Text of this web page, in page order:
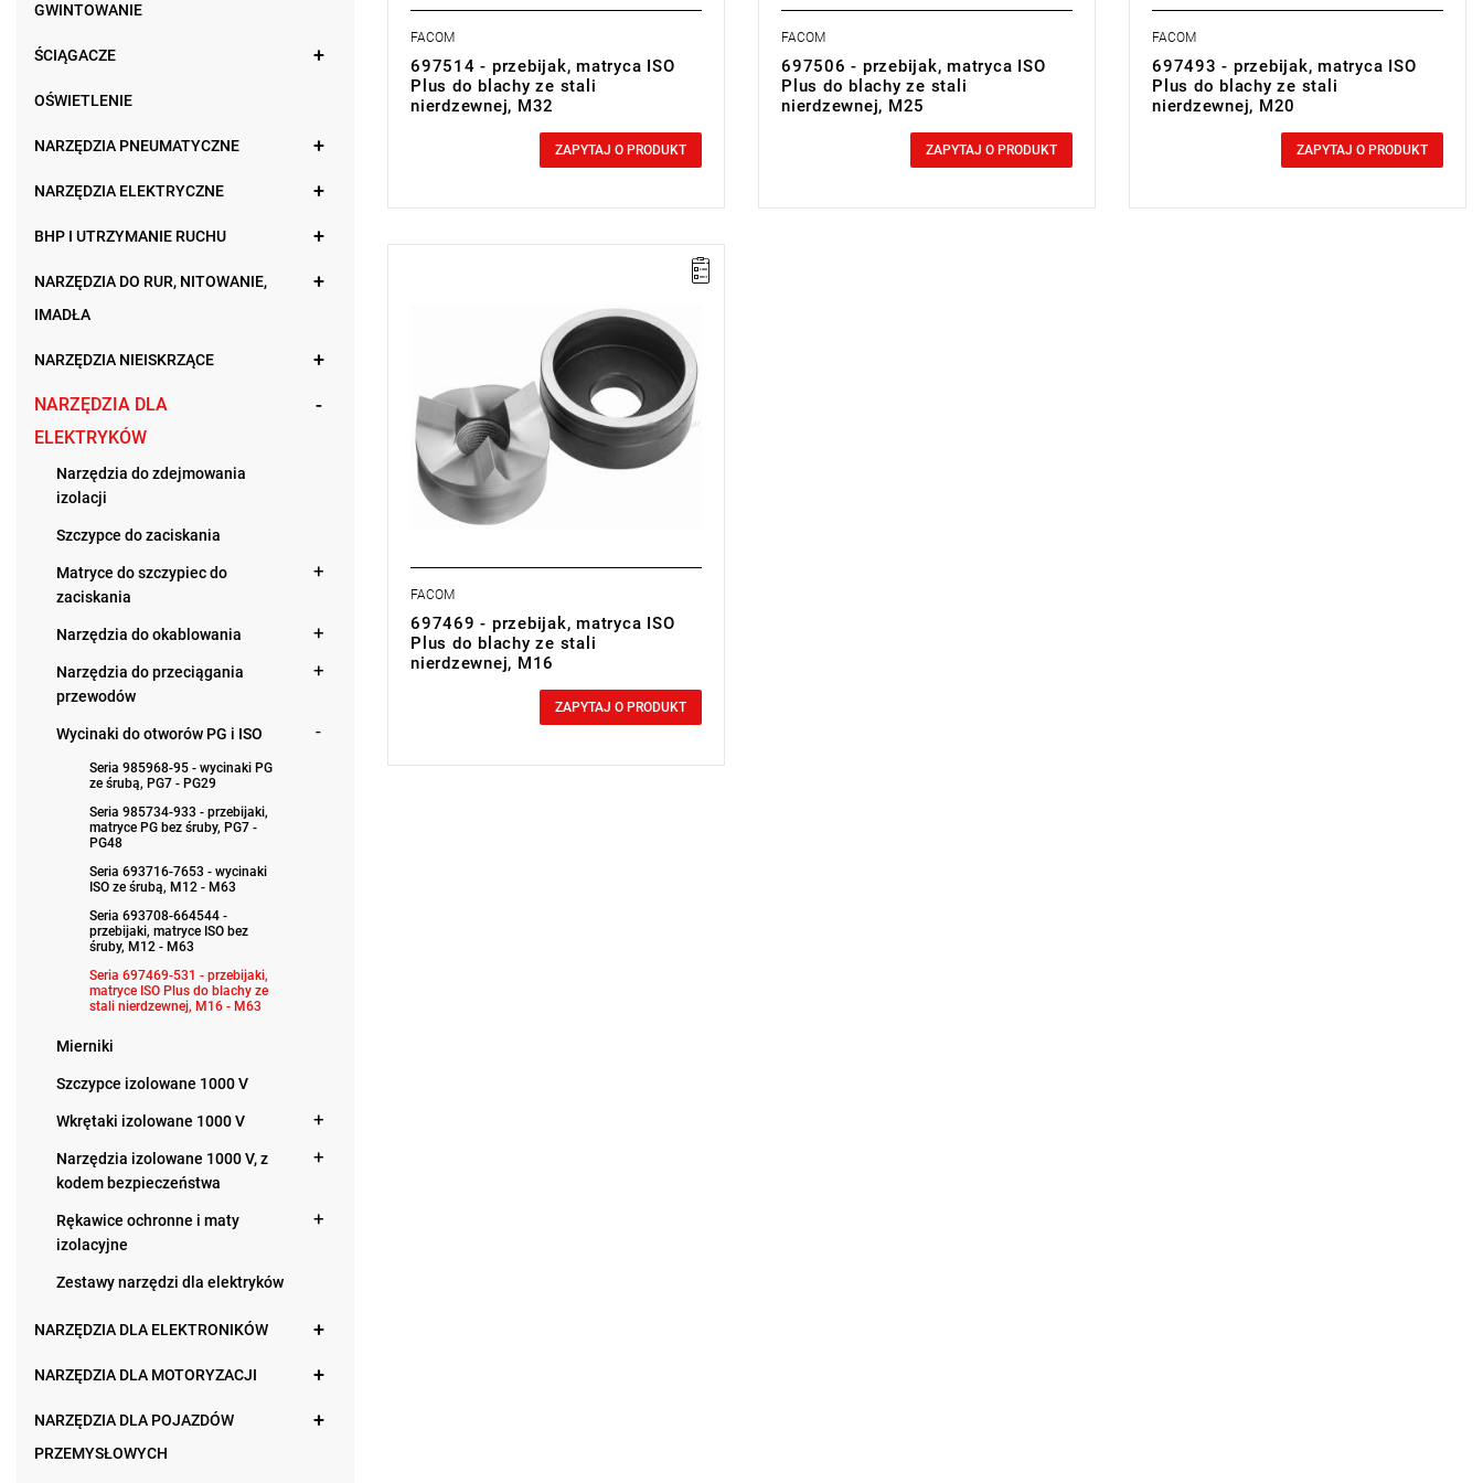
GWINTOWANIE
ŚCIĄGACZE
OŚWIETLENIE
NARZĘDZIA PNEUMATYCZNE
NARZĘDZIA ELEKTRYCZNE
BHP I UTRZYMANIE RUCHU
NARZĘDZIA DO RUR, NITOWANIE,
IMADŁA
NARZĘDZIA NIEISKRZĄCE
NARZĘDZIA DLA
ELEKTRYKÓW
Narzędzia do zdejmowania
izolacji
Szczypce do zaciskania
Matryce do szczypiec do
zaciskania
Narzędzia do okablowania
Narzędzia do przeciągania
przewodów
Wycinaki do otworów PG i ISO
Seria 985968-95 - wycinaki PG
ze śrubą, PG7 - PG29
Seria 985734-933 - przebijaki,
matryce PG bez śruby, PG7 -
PG48
Seria 693716-7653 - wycinaki
ISO ze śrubą, M12 - M63
Seria 693708-664544 -
przebijaki, matryce ISO bez
śruby, M12 - M63
Seria 697469-531 - przebijaki,
matryce ISO Plus do blachy ze
stali nierdzewnej, M16 - M63
Mierniki
Szczypce izolowane 1000 V
Wkrętaki izolowane 1000 V
Narzędzia izolowane 1000 V, z
kodem bezpieczeństwa
Rękawice ochronne i maty
izolacyjne
Zestawy narzędzi dla elektryków
NARZĘDZIA DLA ELEKTRONIKÓW
NARZĘDZIA DLA MOTORYZACJI
NARZĘDZIA DLA POJAZDÓW
PRZEMYSŁOWYCH
FACOM
697514 - przebijak, matryca ISO
Plus do blachy ze stali
nierdzewnej, M32
ZAPYTAJ O PRODUKT
FACOM
697506 - przebijak, matryca ISO
Plus do blachy ze stali
nierdzewnej, M25
ZAPYTAJ O PRODUKT
FACOM
697493 - przebijak, matryca ISO
Plus do blachy ze stali
nierdzewnej, M20
ZAPYTAJ O PRODUKT
ISO: M16
Typ gwarancji:
L
FACOM
697469 - przebijak, matryca ISO
Plus do blachy ze stali
nierdzewnej, M16
ZAPYTAJ O PRODUKT